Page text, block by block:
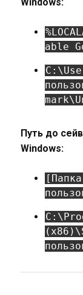
able
Путь до
Windows: